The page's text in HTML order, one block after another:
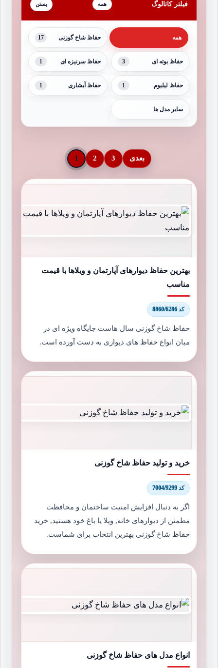
فیلتر کاتالوگ همه
همه حفاظ شاخ گوزنی 17
حفاظ بوته ای 3 حفاظ سرنیزه ای 1
حفاظ لیلیوم 1 حفاظ آبشاری 1
سایر مدل ها
1 2 3 بعدی
بهترین حفاظ دیوارهای آپارتمان و ویلاها با قیمت
مناسب
کد 8860/6286
حفاظ شاخ گوزنی سال هاست جایگاه ویژه ای در
میان انواع حفاظ های دیواری به دست آورده است.
خرید و تولید حفاظ شاخ گوزنی
کد 7004/9299
اگر به دنبال افزایش امنیت ساختمان و محافظت
مطمئن از دیوارهای خانه, ویلا یا باغ خود هستید, خرید
حفاظ شاخ گوزنی بهترین انتخاب برای شماست.
انواع مدل های حفاظ شاخ گوزنی